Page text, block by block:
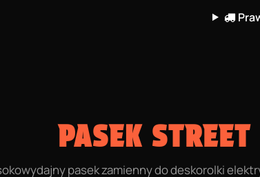
PASEK STREET
pasek zamienny do deskorolki